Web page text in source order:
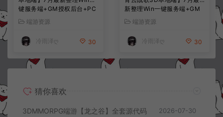
键服务端+GM授权后台+PC
客户端+详细搭建教程
端游资源
冷雨泽ღ 30
新整理Win一键服务端+GM
工具+PC客户端+详细搭建教
端游资源
冷雨泽ღ 30
猜你喜欢
3DMMORPG端游【龙之谷】全套源代码 2026-07-30